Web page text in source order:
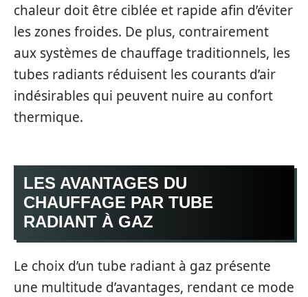
chaleur doit être ciblée et rapide afin d’éviter
les zones froides. De plus, contrairement
aux systèmes de chauffage traditionnels, les
tubes radiants réduisent les courants d’air
indésirables qui peuvent nuire au confort
thermique.
LES AVANTAGES DU
CHAUFFAGE PAR TUBE
RADIANT À GAZ
Le choix d’un tube radiant à gaz présente
une multitude d’avantages, rendant ce mode